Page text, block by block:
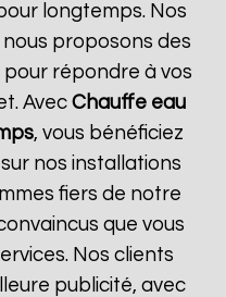
longtemps. Nos
proposons des
répondre à vos
AvecChauffe eau
, vous bénéficiez
nos installations
fiers de notre
que vous
Nos clients
publicité, avec